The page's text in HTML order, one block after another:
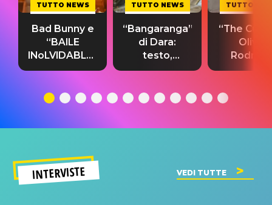
TUTTO NEWS
Bad Bunny e
“BAILE
INoLVIDABLE”:
testo,
significato
TUTTO NEWS
“Bangaranga”
di Dara:
testo,
traduzione e
del singolo
TUTTO
“The
Olivia
testo,
INTERVISTE VEDI TUTTE